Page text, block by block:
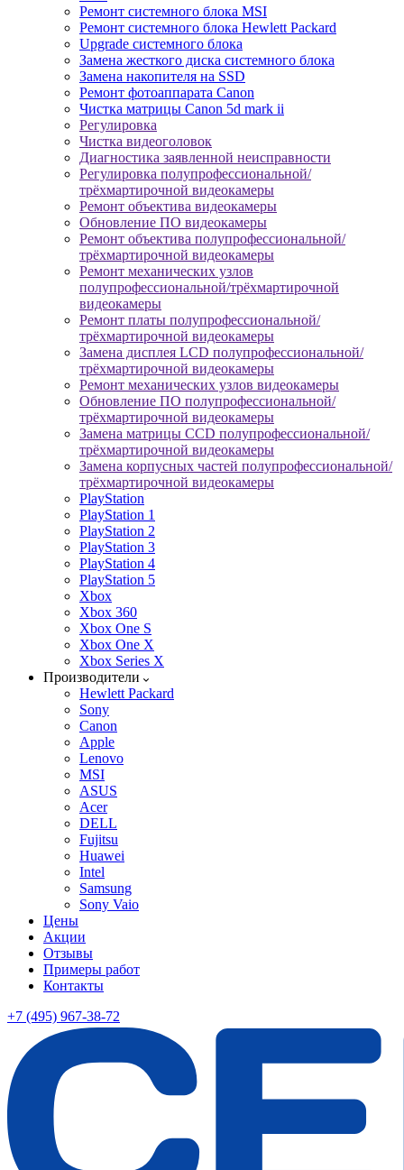
Ремонт системного блока MSI
Ремонт системного блока Hewlett Packard
Upgrade системного блока
Замена жесткого диска системного блока
Замена накопителя на SSD
Ремонт фотоаппарата Canon
Чистка матрицы Canon 5d mark ii
Регулировка
Чистка видеоголовок
Диагностика заявленной неисправности
Регулировка полупрофессиональной/
трёхмартирочной видеокамеры
Ремонт объектива видеокамеры
Обновление ПО видеокамеры
Ремонт объектива полупрофессиональной/
трёхмартирочной видеокамеры
Ремонт механических узлов
полупрофессиональной/трёхмартирочной
видеокамеры
Ремонт платы полупрофессиональной/
трёхмартирочной видеокамеры
Замена дисплея LCD полупрофессиональной/
трёхмартирочной видеокамеры
Ремонт механических узлов видеокамеры
Обновление ПО полупрофессиональной/
трёхмартирочной видеокамеры
Замена матрицы CCD полупрофессиональной/
трёхмартирочной видеокамеры
Замена корпусных частей полупрофессиональной/
трёхмартирочной видеокамеры
PlayStation
PlayStation 1
PlayStation 2
PlayStation 3
PlayStation 4
PlayStation 5
Xbox
Xbox 360
Xbox One S
Xbox One X
Xbox Series X
Производители
Hewlett Packard
Sony
Canon
Apple
Lenovo
MSI
ASUS
Acer
DELL
Fujitsu
Huawei
Intel
Samsung
Sony Vaio
Цены
Акции
Отзывы
Примеры работ
Контакты
+7 (495) 967-38-72